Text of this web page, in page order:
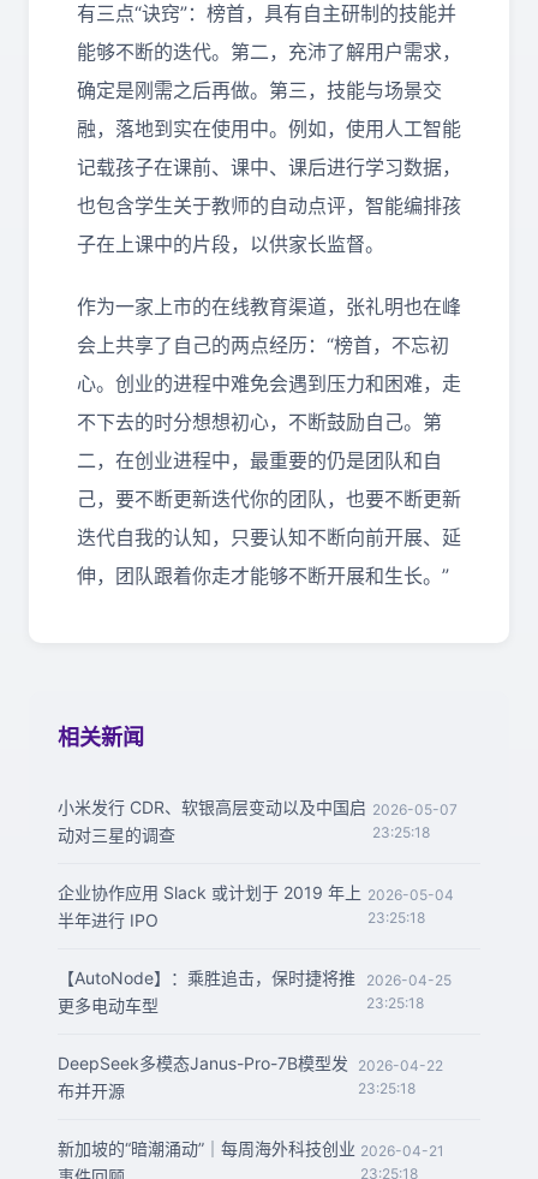
有三点“诀窍”：榜首，具有自主研制的技能并
能够不断的迭代。第二，充沛了解用户需求，
确定是刚需之后再做。第三，技能与场景交
融，落地到实在使用中。例如，使用人工智能
记载孩子在课前、课中、课后进行学习数据，
也包含学生关于教师的自动点评，智能编排孩
子在上课中的片段，以供家长监督。
作为一家上市的在线教育渠道，张礼明也在峰
会上共享了自己的两点经历：“榜首，不忘初
心。创业的进程中难免会遇到压力和困难，走
不下去的时分想想初心，不断鼓励自己。第
二，在创业进程中，最重要的仍是团队和自
己，要不断更新迭代你的团队，也要不断更新
迭代自我的认知，只要认知不断向前开展、延
伸，团队跟着你走才能够不断开展和生长。”
相关新闻
小米发行 CDR、软银高层变动以及中国启
动对三星的调查
2026-05-07
23:25:18
企业协作应用 Slack 或计划于 2019 年上
半年进行 IPO
2026-05-04
23:25:18
【AutoNode】：乘胜追击，保时捷将推
更多电动车型
2026-04-25
23:25:18
DeepSeek多模态Janus-Pro-7B模型发
布并开源
2026-04-22
23:25:18
新加坡的“暗潮涌动”｜每周海外科技创业 2026-04-21
23:25:18